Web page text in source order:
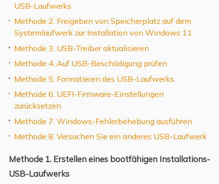
USB-Laufwerks
Methode 2. Freigeben von Speicherplatz auf dem
Systemlaufwerk zur Installation von Windows 11
Methode 3. USB-Treiber aktualisieren
Methode 4. Auf USB-Beschädigung prüfen
Methode 5. Formatieren des USB-Laufwerks
Methode 6. UEFI-Firmware-Einstellungen
zurücksetzen
Methode 7. Windows-Fehlerbehebung ausführen
Methode 8. Versuchen Sie ein anderes USB-Laufwerk
Methode 1. Erstellen eines bootfähigen Installations-
USB-Laufwerks